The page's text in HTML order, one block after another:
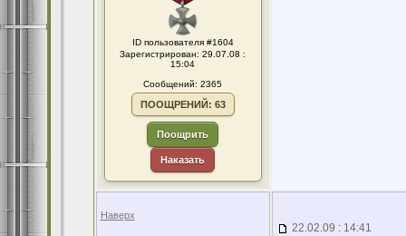
ID пользователя #1604
Зарегистрирован: 29.07.08 :
15:04
Сообщений: 2365
ПООЩРЕНИЙ: 63
Поощрить
Наказать
Наверх
22.02.09 : 14:41